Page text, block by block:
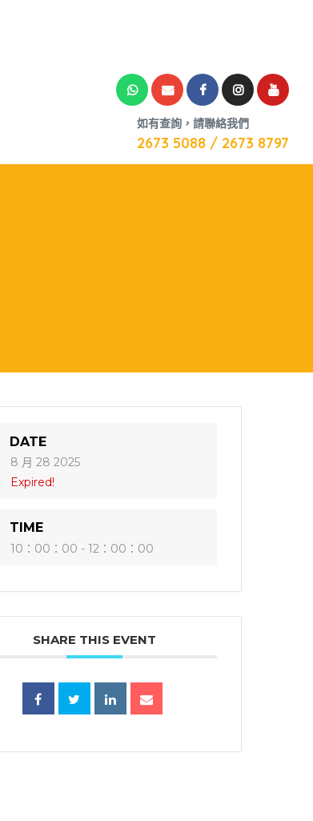
如有查詢，請聯絡我們
2673 5088 / 2673 8797
DATE
8 月 28 2025
Expired!
TIME
10：00：00 - 12：00：00
SHARE THIS EVENT